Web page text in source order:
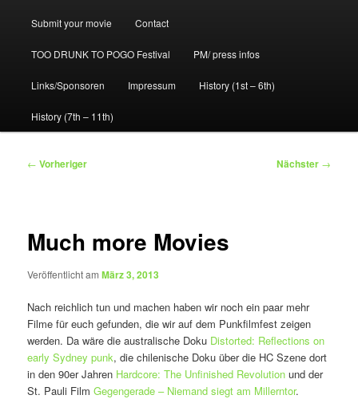
Submit your movie Contact
TOO DRUNK TO POGO Festival PM/ press infos
Links/Sponsoren Impressum History (1st – 6th)
History (7th – 11th)
Beitragsnavigation
← Vorheriger Nächster →
Much more Movies
Veröffentlicht amMärz 3, 2013
Nach reichlich tun und machen haben wir noch ein paar mehr
Filme für euch gefunden, die wir auf dem Punkfilmfest zeigen
werden. Da wäre die australische Doku Distorted: Reflections on
early Sydney punk, die chilenische Doku über die HC Szene dort
in den 90er Jahren Hardcore: The Unfinished Revolution und der
St. Pauli FilmGegengerade – Niemand siegt am Millerntor.